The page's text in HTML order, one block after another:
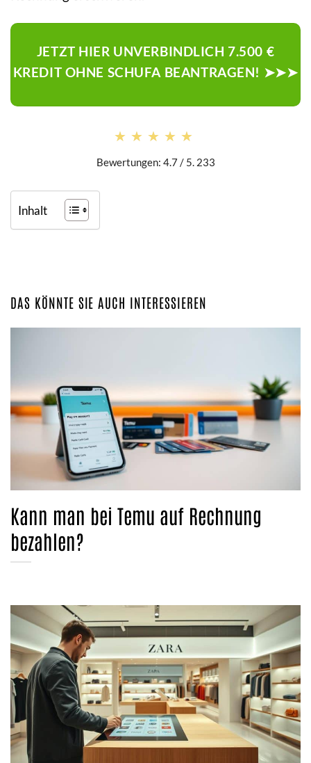
JETZT HIER UNVERBINDLICH 7.500 €
KREDIT OHNE SCHUFA BEANTRAGEN! ➤➤➤
★★★★★
★★★★★
Bewertungen: 4.7 / 5. 233
Inhalt
DAS KÖNNTE SIE AUCH INTERESSIEREN
Kann man bei Temu auf Rechnung
bezahlen?